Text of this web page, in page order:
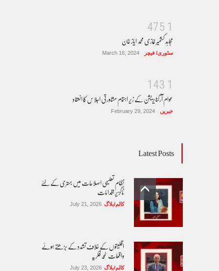
1
5
7
4
مجاہد کشمیر غازی محمد ایاز خان
سٹوری/ فیچر March 16, 2024
1
3
4
1
عوام آرگنایزیشن کے زیر اہتمام مشاورتی اجلاس کا انعقاد
خبریں February 29, 2024
Latest Posts
نظام تعلیمی اصلاحات میں بہتری کے لئے
ناگزیر اقدامات
کالم/بلاگ July 21, 2026
اقلیتوں کے خلاف تشدد کے بڑھتے ہوئے
واقعات 'لمحہ فکریہ
کالم/بلاگ July 23, 2026